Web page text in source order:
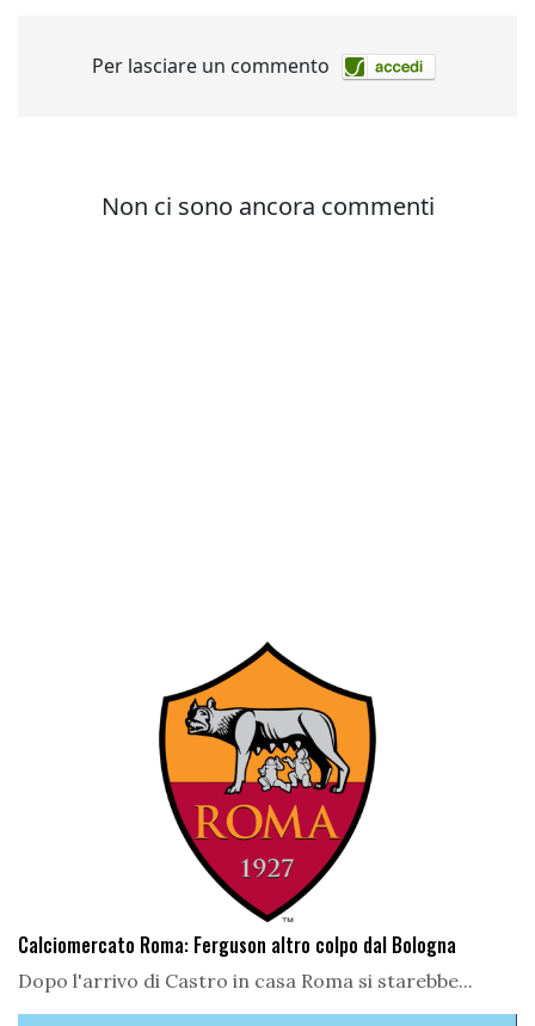
Calciomercato Roma: Ferguson altro colpo dal Bologna
Dopo l'arrivo di Castro in casa Roma si starebbe...